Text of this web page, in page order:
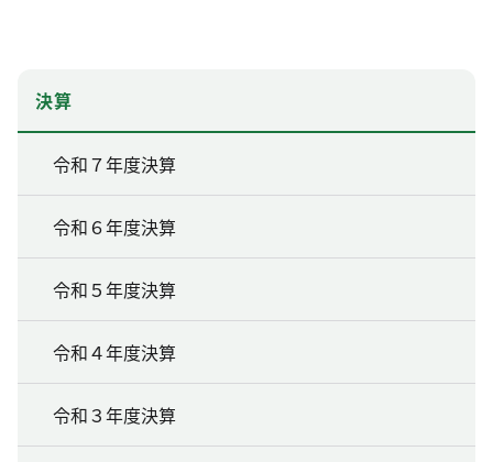
決算
令和７年度決算
令和６年度決算
令和５年度決算
令和４年度決算
令和３年度決算